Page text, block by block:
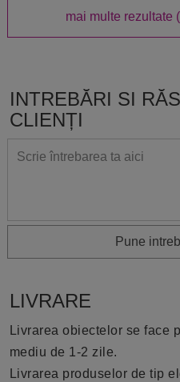
mai multe rezultate
INTREBĂRI SI
CLIENȚI
Pune
LIVRARE
Livrarea obiectelor se face
mediu de 1-2 zile.
Livrarea produselor de tip